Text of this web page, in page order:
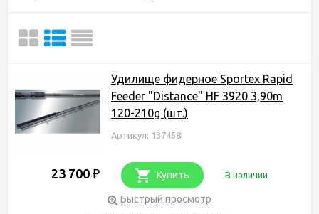
Удилище фидерное Sportex Rapid
Feeder "Distance" HF 3920 3,90m
120-210g (шт.)
Артикул: 137458
23 700 ₽ Купить В наличии
Быстрый просмотр